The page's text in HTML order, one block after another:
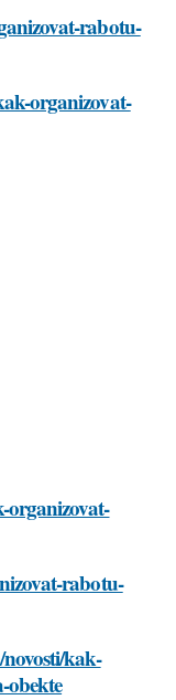
rabotu-
organizovat-
organizovat-
rabotu-
kak-
obekte